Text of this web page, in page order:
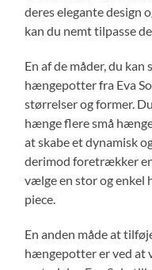
deres elegante design
kan du nemt tilpasse
En af de måder, du
hængepotter fra Eva
størrelser og former.
hænge flere små
at skabe et dynamisk
derimod foretrækker
vælge en stor og
piece.
En anden måde at
hængepotter er ved at